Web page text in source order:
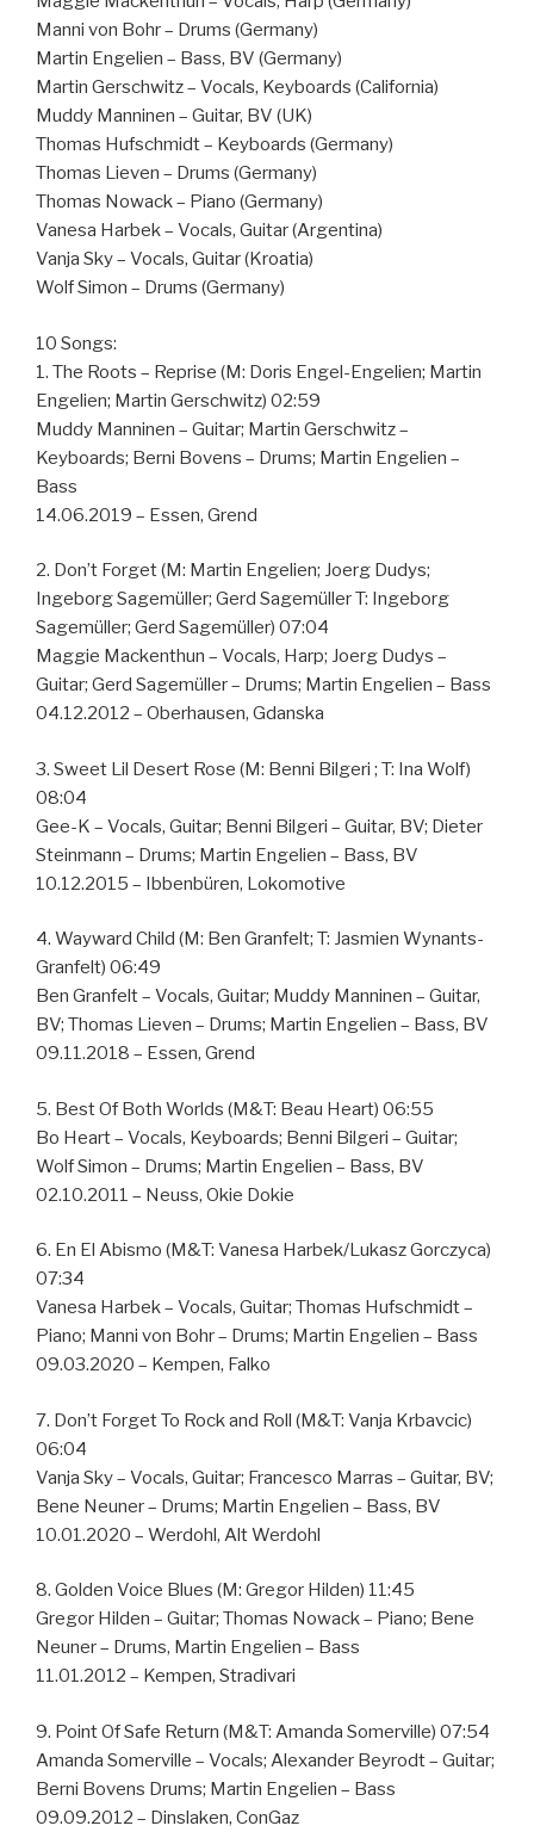
Manni von Bohr – Drums (Germany)
Martin Engelien – Bass, BV (Germany)
Martin Gerschwitz – Vocals, Keyboards (California)
Muddy Manninen – Guitar, BV (UK)
Thomas Hufschmidt – Keyboards (Germany)
Thomas Lieven – Drums (Germany)
Thomas Nowack – Piano (Germany)
Vanesa Harbek – Vocals, Guitar (Argentina)
Vanja Sky – Vocals, Guitar (Kroatia)
Wolf Simon – Drums (Germany)
10 Songs:
1. The Roots – Reprise (M: Doris Engel-Engelien; Martin
Engelien; Martin Gerschwitz) 02:59
Muddy Manninen – Guitar; Martin Gerschwitz –
Keyboards; Berni Bovens – Drums; Martin Engelien –
Bass
14.06.2019 – Essen, Grend
2. Don’t Forget (M: Martin Engelien; Joerg Dudys;
Ingeborg Sagemüller; Gerd Sagemüller T: Ingeborg
Sagemüller; Gerd Sagemüller) 07:04
Maggie Mackenthun – Vocals, Harp; Joerg Dudys –
Guitar; Gerd Sagemüller – Drums; Martin Engelien – Bass
04.12.2012 – Oberhausen, Gdanska
3. Sweet Lil Desert Rose (M: Benni Bilgeri ; T: Ina Wolf)
08:04
Gee-K – Vocals, Guitar; Benni Bilgeri – Guitar, BV; Dieter
Steinmann – Drums; Martin Engelien – Bass, BV
10.12.2015 – Ibbenbüren, Lokomotive
4. Wayward Child (M: Ben Granfelt; T: Jasmien Wynants-
Granfelt) 06:49
Ben Granfelt – Vocals, Guitar; Muddy Manninen – Guitar,
BV; Thomas Lieven – Drums; Martin Engelien – Bass, BV
09.11.2018 – Essen, Grend
5. Best Of Both Worlds (M&T: Beau Heart) 06:55
Bo Heart – Vocals, Keyboards; Benni Bilgeri – Guitar;
Wolf Simon – Drums; Martin Engelien – Bass, BV
02.10.2011 – Neuss, Okie Dokie
6. En El Abismo (M&T: Vanesa Harbek/Lukasz Gorczyca)
07:34
Vanesa Harbek – Vocals, Guitar; Thomas Hufschmidt –
Piano; Manni von Bohr – Drums; Martin Engelien – Bass
09.03.2020 – Kempen, Falko
7. Don’t Forget To Rock and Roll (M&T: Vanja Krbavcic)
06:04
Vanja Sky – Vocals, Guitar; Francesco Marras – Guitar, BV;
Bene Neuner – Drums; Martin Engelien – Bass, BV
10.01.2020 – Werdohl, Alt Werdohl
8. Golden Voice Blues (M: Gregor Hilden) 11:45
Gregor Hilden – Guitar; Thomas Nowack – Piano; Bene
Neuner – Drums, Martin Engelien – Bass
11.01.2012 – Kempen, Stradivari
9. Point Of Safe Return (M&T: Amanda Somerville) 07:54
Amanda Somerville – Vocals; Alexander Beyrodt – Guitar;
Berni Bovens Drums; Martin Engelien – Bass
09.09.2012 – Dinslaken, ConGaz